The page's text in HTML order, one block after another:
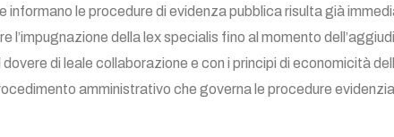
informano le procedure di evidenza pubblica risulta già
l’impugnazione della lex specialis fino al momento
di leale collaborazione e con i principi di economicità
amministrativo che governa le procedure